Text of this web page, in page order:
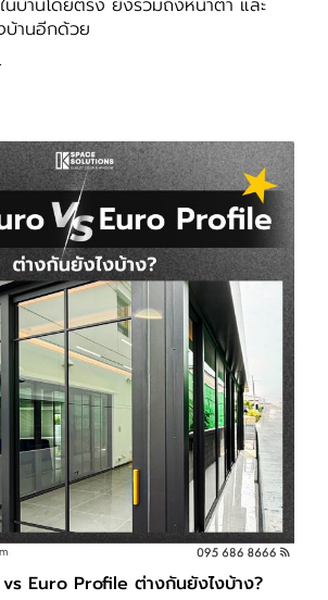
บ้านอีกด้วย
Euro Profile ต่างกันยังไงบ้าง?